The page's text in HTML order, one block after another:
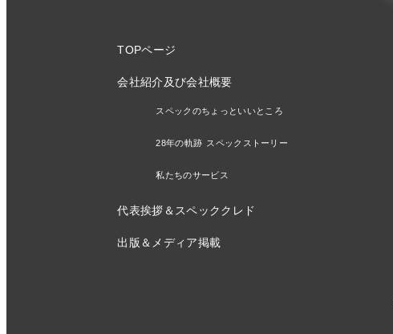
TOPページ
会社紹介及び会社概要
スペックのちょっといいところ
28年の軌跡 スペックストーリー
私たちのサービス
代表挨拶＆スペッククレド
出版＆メディア掲載